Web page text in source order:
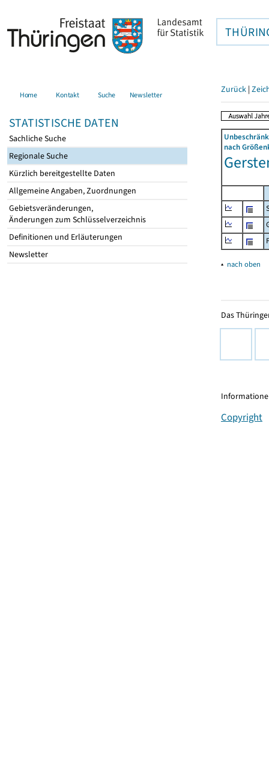
Home Kontakt Suche Newsletter
STATISTISCHE DATEN
Sachliche Suche
Regionale Suche
Kürzlich bereitgestellte Daten
Allgemeine Angaben, Zuordnungen
Gebietsveränderungen,
Änderungen zum Schlüsselverzeichnis
Definitionen und Erläuterungen
Newsletter
Zurück |
nach
▴ nach oben
Das
Copyright